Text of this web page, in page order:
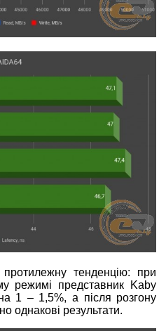
протилежну тенденцію: при
режимі представник Kaby
1 – 1,5%, а після розгону
однакові результати.